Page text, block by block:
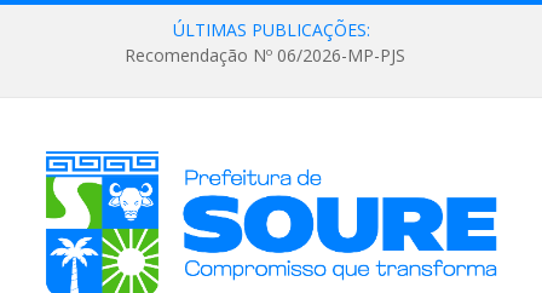
ÚLTIMAS PUBLICAÇÕES:
Recomendação Nº 06/2026-MP-PJS